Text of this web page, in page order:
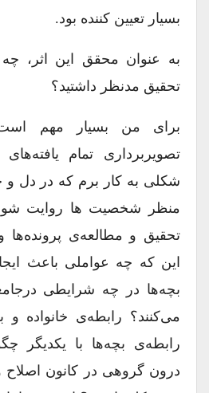
بسیار تعیین کننده بود.
به عنوان محقق این اثر، چه
تحقیق مدنظر داشتید؟
برای من بسیار مهم
تصویربرداری تمام یافته‌های
شکلی به کار برم که در دل و
منظر شخصیت ها روایت
تحقیق و مطالعه‌ی پرونده‌ها و
این ‌که چه عواملی باعث
بچه‌ها در چه شرایطی
می‌کنند؟ رابطه‌ی خانواده و
رابطه‌ی بچه‌ها با یکدیگر
درون گروهی در کانون اصلاح